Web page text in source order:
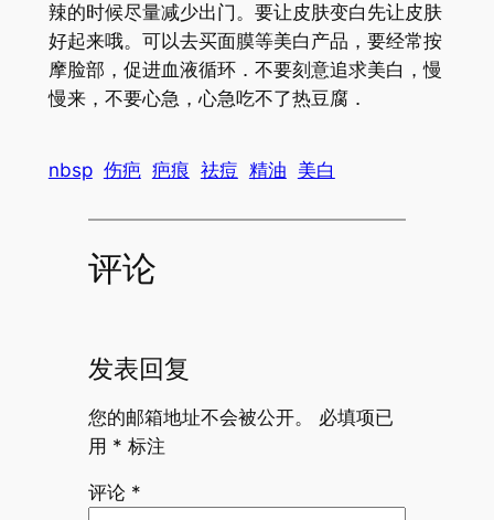
辣的时候尽量减少出门。要让皮肤变白先让皮肤
好起来哦。可以去买面膜等美白产品，要经常按
摩脸部，促进血液循环．不要刻意追求美白，慢
慢来，不要心急，心急吃不了热豆腐．
nbsp 伤疤 疤痕 祛痘 精油 美白
评论
发表回复
您的邮箱地址不会被公开。
必填项已
用 * 标注
评论 *